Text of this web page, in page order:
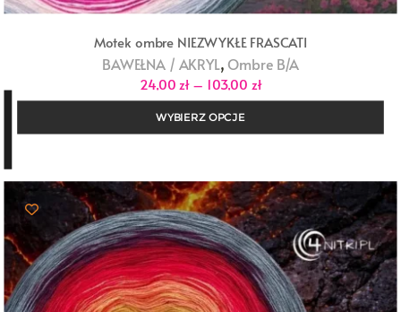
Motek ombre NIEZWYKŁE FRASCATI
BAWEŁNA / AKRYL, Ombre B/A
24,00 zł – 103,00 złZakres
cen:
do
WYBIERZ OPCJE